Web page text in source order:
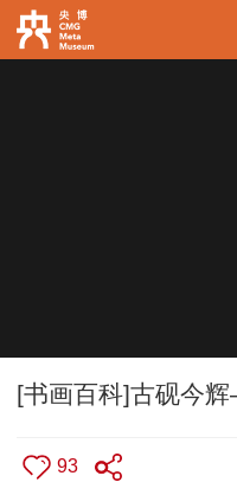
[书画百科]古砚今
93